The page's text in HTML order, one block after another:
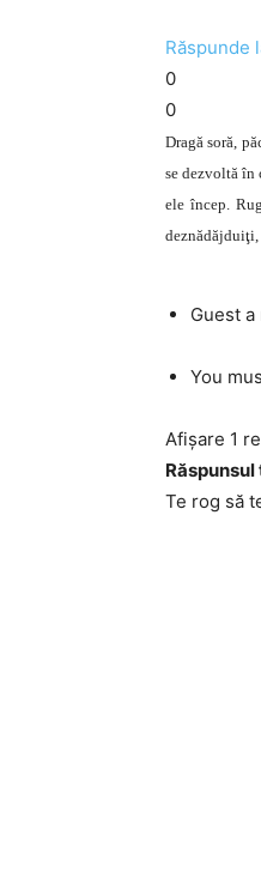
Răspunde
0
0
Dragă soră,
se dezvoltă în
ele încep.
deznădăjduiţi,
Guest a
You
Afișare 1
Răspunsul
Te rog să